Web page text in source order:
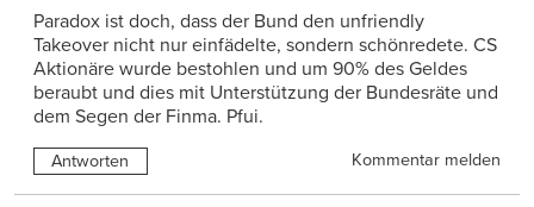
Paradox ist doch, dass der Bund den unfriendly
Takeover nicht nur einfädelte, sondern schönredete. CS
Aktionäre wurde bestohlen und um 90% des Geldes
beraubt und dies mit Unterstützung der Bundesräte und
dem Segen der Finma. Pfui.
Antworten Kommentar melden